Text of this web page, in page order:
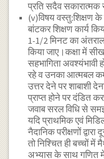
प्रति सदैव
(v)विषय वस्तु:शिक्षण
बांटकर शिक्षण कार्य
1-1/2 मिनट का
किया जाए।कक्षा में
सहभागिता अवश्यंभावी
रहे व उनका आत्मबल
उत्तर देने पर शाबाशी
प्राप्त होने पर दंडित
जवाब सरल विधि से
यदि प्राथमिक एवं
नैदानिक परीक्षणों
तो निश्चित ही बच्चों में
अभ्यास के साथ गणित में